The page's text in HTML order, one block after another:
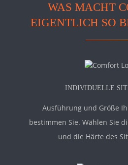
WAS MACHT
EIGENTLICH SO
INDIVIDUELLE
Ausführung und Größe
bestimmen Sie. Wählen Sie
und die Härte des